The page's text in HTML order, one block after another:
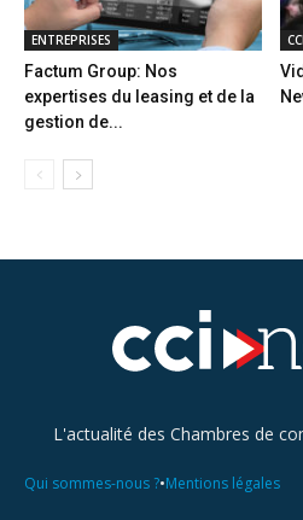
ENTREPRISES
Factum Group: Nos
expertises du leasing et de la
gestion de...
CCI
L'actualité des Chambres de
Qui sommes-nous ?•Mentions légales